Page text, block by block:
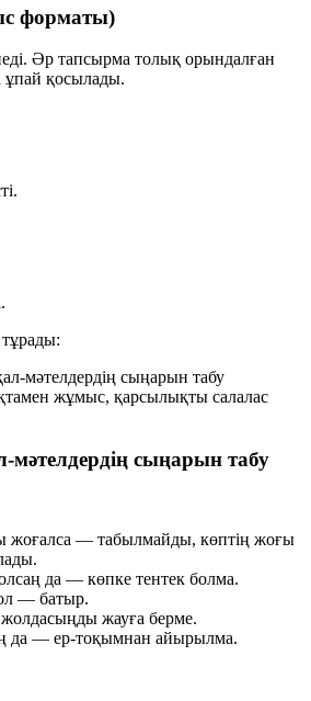
форматы)
Әр тапсырма толық орындалған
қосылады.
мәтелдердің сыңарын табу
жұмыс, қарсылықты салалас
сыңарын табу
— табылмайды, көптің жоғы
да — көпке тентек болма.
— батыр.
жауға берме.
да — ер-тоқымнан айырылма.